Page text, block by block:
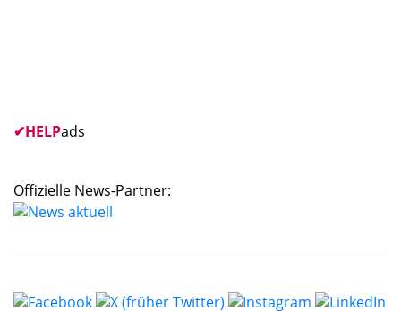
✔HELPads
Offizielle News-Partner: